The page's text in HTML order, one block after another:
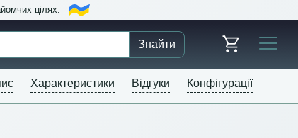
цілях.
Знайти
Характеристики Відгуки Конфігурації